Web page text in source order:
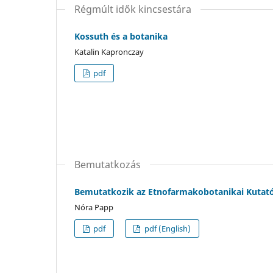
Régmúlt idők kincsestára
Kossuth és a botanika
Katalin Kapronczay
pdf
Bemutatkozás
Bemutatkozik az Etnofarmakobotanikai
Nóra Papp
pdf
pdf (English)